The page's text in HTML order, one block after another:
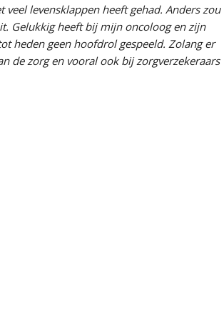
levensklappen heeft gehad. Anders zou
Gelukkig heeft bij mijn oncoloog en zijn
heden geen hoofdrol gespeeld. Zolang er
de zorg en vooral ook bij zorgverzekeraars